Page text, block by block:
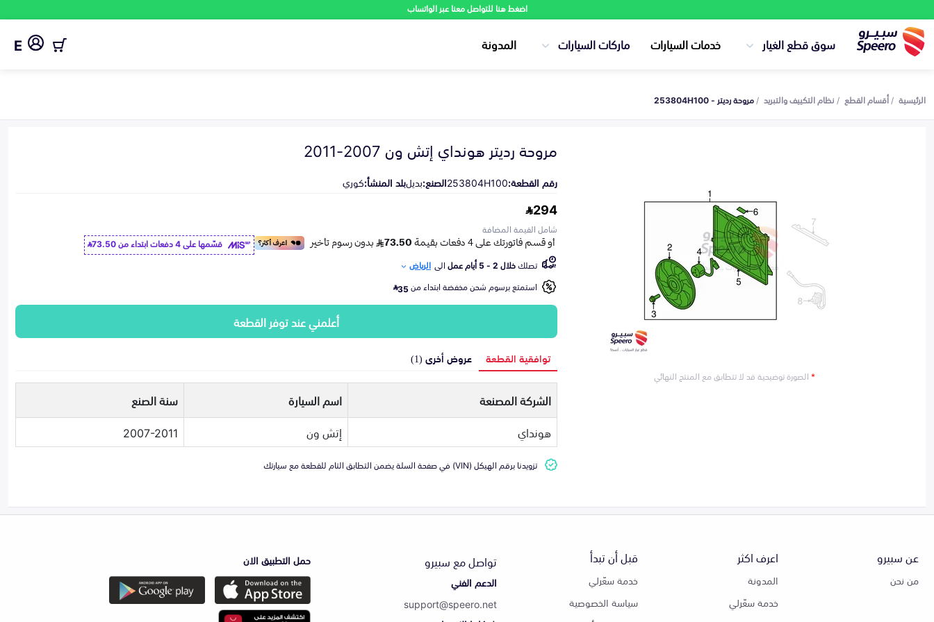
اضغط هنا للتواصل معنا عبر الواتساب
سوق قطع الغيار خدمات السيارات ماركات السيارات المدونة E
الرئيسية أقسام القطع نظام التكييف والتبريد مروحة رديتر - 253804H100
*الصورة توضيحية قد لا تتطابق مع المنتج النهائي
مروحة رديتر هونداي إتش ون 2007-2011
رقم القطعة:253804H100الصنع:بديلبلد المنشأ:كوري
294
شامل القيمة المضافة
قسّمها على 4 دفعات ابتداء من
73.50
تصلكخلال 2 - 5 أيام عمل الى الرياض
استمتع برسوم شحن مخفضة ابتداء من35
أعلمني عند توفر القطعة
توافقية القطعة عروض أخرى (1)
الشركة المصنعة اسم السيارة
سنة الصنع
هونداي
إتش ون 2007-2011
تزويدنا برقم الهيكل (VIN) في صفحة السلة يضمن التطابق التام للقطعة مع سيارتك
عن سبيرو
من نحن
اعرف اكثر
المدونة
خدمة سعّرلي
قبل أن تبدأ
خدمة سعّرلي
سياسة الخصوصية
تواصل مع سبيرو
الدعم الفني
support@speero.net
حمل التطبيق الان